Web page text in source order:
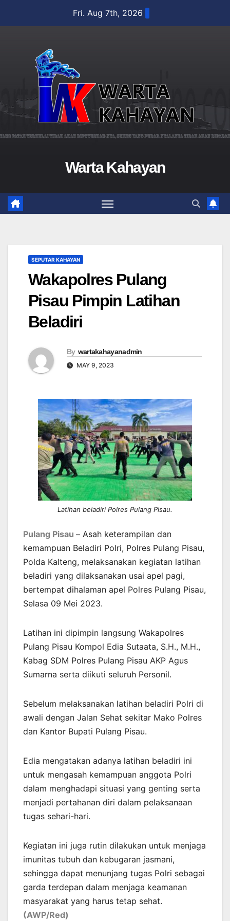
Fri. Aug 7th, 2026
Warta Kahayan
SEPUTAR KAHAYAN
Wakapolres Pulang
Pisau Pimpin Latihan
Beladiri
By wartakahayanadmin
MAY 9, 2023
Latihan beladiri Polres Pulang Pisau.
Pulang Pisau – Asah keterampilan dan
kemampuan Beladiri Polri, Polres Pulang Pisau,
Polda Kalteng, melaksanakan kegiatan latihan
beladiri yang dilaksanakan usai apel pagi,
bertempat dihalaman apel Polres Pulang Pisau,
Selasa 09 Mei 2023.
Latihan ini dipimpin langsung Wakapolres
Pulang Pisau Kompol Edia Sutaata, S.H., M.H.,
Kabag SDM Polres Pulang Pisau AKP Agus
Sumarna serta diikuti seluruh Personil.
Sebelum melaksanakan latihan beladiri Polri di
awali dengan Jalan Sehat sekitar Mako Polres
dan Kantor Bupati Pulang Pisau.
Edia mengatakan adanya latihan beladiri ini
untuk mengasah kemampuan anggota Polri
dalam menghadapi situasi yang genting serta
menjadi pertahanan diri dalam pelaksanaan
tugas sehari-hari.
Kegiatan ini juga rutin dilakukan untuk menjaga
imunitas tubuh dan kebugaran jasmani,
sehingga dapat menunjang tugas Polri sebagai
garda terdepan dalam menjaga keamanan
masyarakat yang harus tetap sehat.
(AWP/Red)